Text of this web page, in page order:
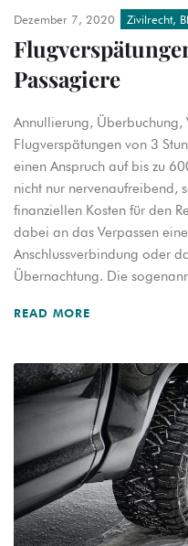
Dezember 7, 2020 Zivilrecht,
Passagiere
Annullierung, Überbuchung,
Flugverspätungen von 3
einen Anspruch auf bis zu
nicht nur nervenaufreibend,
finanziellen Kosten für den
dabei an das Verpassen
Anschlussverbindung oder
Übernachtung. Die
READ MORE